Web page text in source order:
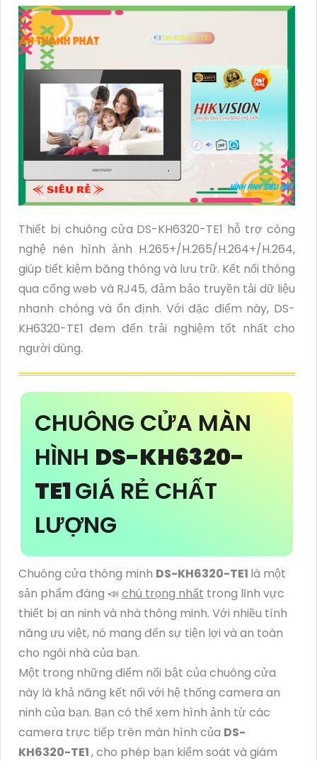
Thiết bị chuông cửa DS-KH6320-TE1 hỗ trợ công
nghệ nén hình ảnh H.265+/H.265/H.264+/H.264,
giúp tiết kiệm băng thông và lưu trữ. Kết nối thông
qua cổng web và RJ45, đảm bảo truyền tải dữ liệu
nhanh chóng và ổn định. Với đặc điểm này, DS-
KH6320-TE1 đem đến trải nghiệm tốt nhất cho
người dùng.
CHUÔNG CỬA MÀN
HÌNH DS-KH6320-
TE1GIÁ RẺ CHẤT
LƯỢNG
Chuông cửa thông minh DS-KH6320-TE1 là một
sản phẩm đáng 📣 chú trọng nhất trong lĩnh vực
thiết bị an ninh và nhà thông minh. Với nhiều tính
năng ưu việt, nó mang đến sự tiện lợi và an toàn
cho ngôi nhà của bạn.
Một trong những điểm nổi bật của chuông cửa
này là khả năng kết nối với hệ thống camera an
ninh của bạn. Bạn có thể xem hình ảnh từ các
camera trực tiếp trên màn hình của DS-
KH6320-TE1, cho phép bạn kiểm soát và giám